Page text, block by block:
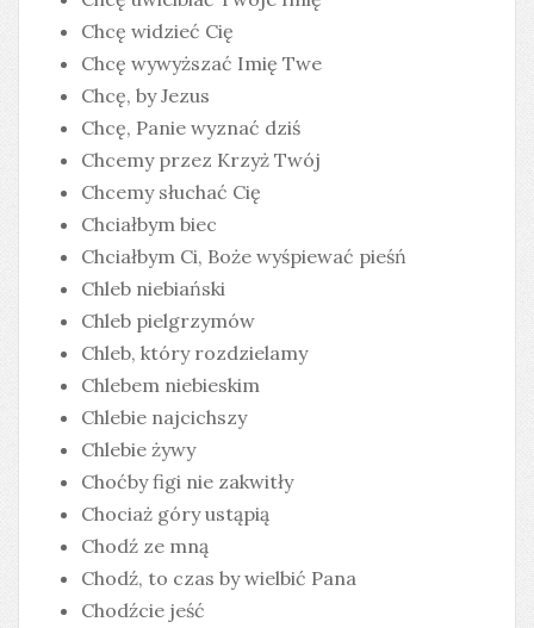
Chcę widzieć Cię
Chcę wywyższać Imię Twe
Chcę, by Jezus
Chcę, Panie wyznać dziś
Chcemy przez Krzyż Twój
Chcemy słuchać Cię
Chciałbym biec
Chciałbym Ci, Boże wyśpiewać pieśń
Chleb niebiański
Chleb pielgrzymów
Chleb, który rozdzielamy
Chlebem niebieskim
Chlebie najcichszy
Chlebie żywy
Choćby figi nie zakwitły
Chociaż góry ustąpią
Chodź ze mną
Chodź, to czas by wielbić Pana
Chodźcie jeść